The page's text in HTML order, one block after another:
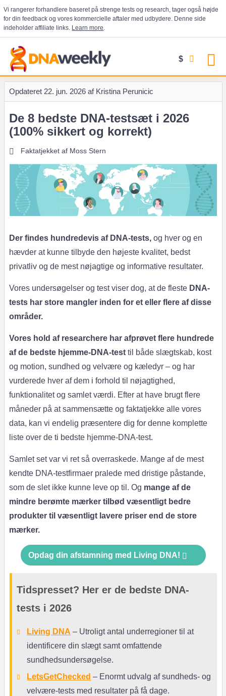
Vi rangerer forhandlere baseret på strenge tests og research, tager også højde
for din feedback og vores kommercielle aftaler med udbydere. Denne side
indeholder affiliate links. Learn more.
$
Opdateret 22. jun. 2026 af Kristina Perunicic
De 8 bedste DNA-testsæt i 2026
(100% sikkert og korrekt)
Faktatjekket af Moss Stern
Der findes hundredevis af DNA-tests, og hver og en
hævder at kunne tilbyde den højeste kvalitet, bedst
privatliv og de mest nøjagtige og informative resultater.
Vores undersøgelser og test viser dog, at de fleste DNA-
tests har store mangler inden for et eller flere af disse
områder.
Vores hold af researchere har afprøvet flere hundrede
af de bedste hjemme-DNA-testtil både slægtskab, kost
og motion, sundhed og velvære og kæledyr – og har
vurderede hver af dem i forhold til nøjagtighed,
funktionalitet og samlet værdi. Efter at have brugt flere
måneder på at sammensætte og faktatjekke alle vores
data, kan vi endelig præsentere dig for denne komplette
liste over de ti bedste hjemme-DNA-test.
Samlet set var vi ret så overraskede. Mange af de mest
kendte DNA-testfirmaer pralede med dristige påstande,
som de slet ikke kunne leve op til. Og mange af de
mindre berømte mærker tilbød væsentligt bedre
produkter til væsentligt lavere priser end de store
mærker.
Opdag din afstamning med Living DNA!
Tidspresset? Her er de bedste DNA-
tests i 2026
Living DNA – Utroligt antal underregioner til at
identificere din slægt samt omfattende
sundhedsundersøgelse.
LetsGetChecked – Enormt udvalg af sundheds- og
velvære-tests med resultater på få dage.